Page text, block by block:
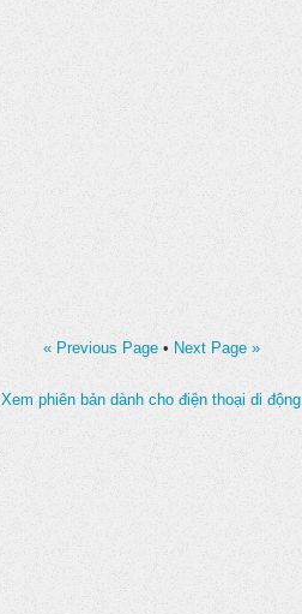
« Previous Page •Next Page »
Xem phiên bản dành cho điện thoại di động